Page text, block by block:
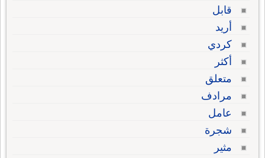
قابل
أريد
كردي
أكثر
متعلق
مرادف
عامل
شجرة
مثير